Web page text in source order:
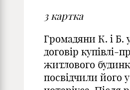
3 картка
Громадяни К. і Б.
договір купівлі-
житлового
посвідчили його у